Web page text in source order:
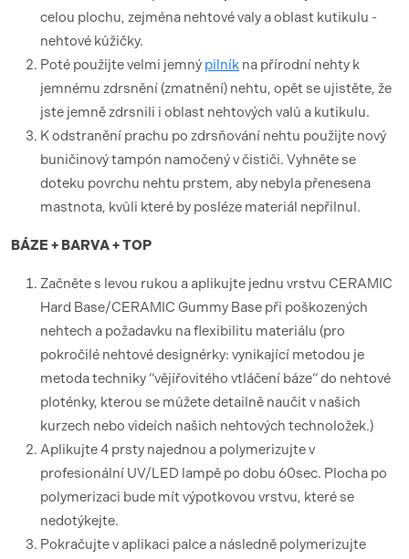
celou plochu, zejména nehtové valy a oblast kutikulu -
nehtové kůžičky.
Poté použijte velmi jemný pilník na přírodní nehty k
jemnému zdrsnění (zmatnění) nehtu, opět se ujistěte, že
jste jemně zdrsnili i oblast nehtových valů a kutikulu.
K odstranění prachu po zdrsňování nehtu použijte nový
buničinový tampón namočený v čističi. Vyhněte se
doteku povrchu nehtu prstem, aby nebyla přenesena
mastnota, kvůli které by posléze materiál nepřilnul.
BÁZE + BARVA + TOP
Začněte s levou rukou a aplikujte jednu vrstvu CERAMIC
Hard Base/CERAMIC Gummy Base při poškozených
nehtech a požadavku na flexibilitu materiálu (pro
pokročilé nehtové designérky: vynikající metodou je
metoda techniky “vějířovitého vtláčení báze“ do nehtové
ploténky, kterou se můžete detailně naučit v našich
kurzech nebo videích našich nehtových technoložek.)
Aplikujte 4 prsty najednou a polymerizujte v
profesionální UV/LED lampě po dobu 60sec. Plocha po
polymerizaci bude mít výpotkovou vrstvu, které se
nedotýkejte.
Pokračujte v aplikaci palce a následně polymerizujte